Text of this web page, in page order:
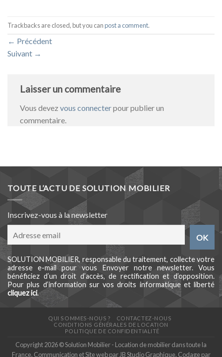
Trackbacks are closed, but you canpost a comment.
← Précédent
Suivant →
Laisser un commentaire
Vous devez vous connecterpour publier un
commentaire.
TOUTE L’ACTU DE SOLUTION MOBILIER
Inscrivez-vous à la newsletter
SOLUTION MOBILIER, responsable du traitement, collecte votre
adresse e-mail pour vous Envoyer notre newsletter. Vous
bénéficiez d’un droit d’accès, de rectification et d’opposition.
Pour plus d’information sur vos droits informatique et liberté
cliquez ici.
QUI SOMMES-NOUS ?
CONTACTEZ-NOUS
CONDITIONS GÉNÉRALES DE LOCATION
POLITIQUE DE CONFIDENTIALITÉ
Copyright 2026 © Solution Mobilier - Location de mobilier dans toute la
France. Communication et Site web par JB Studio Graphique. Codage par